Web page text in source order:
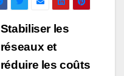
Stabiliser les
réseaux et
réduire les coûts